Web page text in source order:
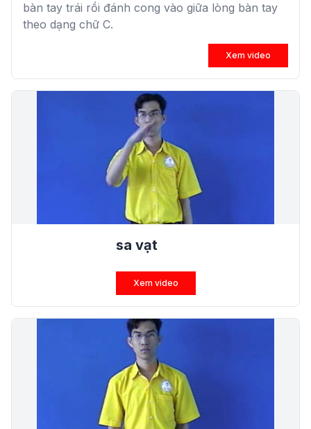
bàn tay trái rồi đánh cong vào giữa lòng bàn tay
theo dạng chữ C.
Xem video
sa vạt
Xem video